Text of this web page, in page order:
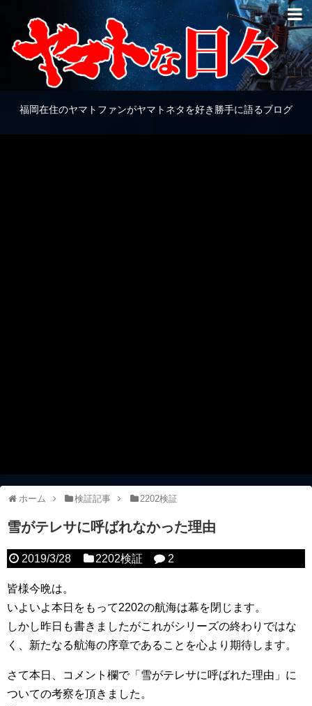
福岡在住のヤマトファンがヤマトネタを好き勝手に語るブログ
ホーム 検証記事 2202検証
雪がテレサに呼ばれなかった理由
2019/3/28 2202検証 2
皆様今晩は。
いよいよ本日をもって2202の航海は幕を閉じます。
しかし昨日も書きましたがこれがシリーズの終わりではな
く、新たなる航海の序章であることを心より期待します。
さて本日、コメント欄で「雪がテレサに呼ばれた理由」に
ついての考察を頂きました。